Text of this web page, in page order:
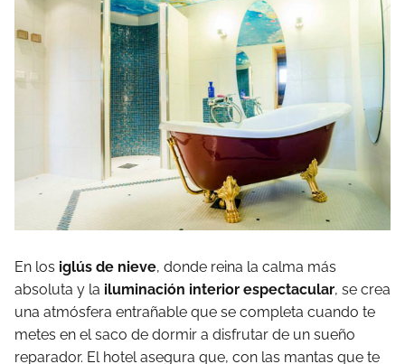
En los iglús de nieve, donde reina la calma más
absoluta y la iluminación interior espectacular, se crea
una atmósfera entrañable que se completa cuando te
metes en el saco de dormir a disfrutar de un sueño
reparador. El hotel asegura que, con las mantas que te